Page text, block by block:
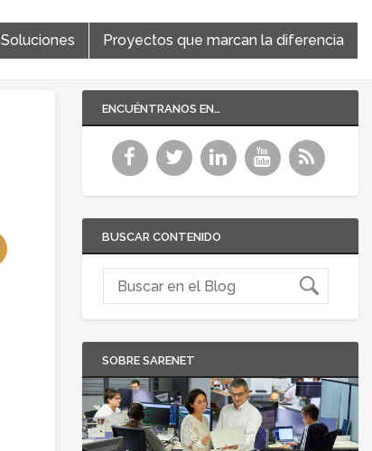
Soluciones Proyectos que marcan la diferencia
ENCUÉNTRANOS EN…
BUSCAR CONTENIDO
SOBRE SARENET